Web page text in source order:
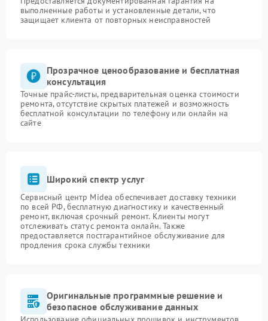
выполненные работы и установленные детали, что
защищает клиента от повторных неисправностей
Прозрачное ценообразование и бесплатная
консультация
Точные прайс-листы, предварительная оценка стоимости
ремонта, отсутствие скрытых платежей и возможность
бесплатной консультации по телефону или онлайн на
сайте
Широкий спектр услуг
Сервисный центр Midea обеспечивает доставку техники
по всей РФ, бесплатную диагностику и качественный
ремонт, включая срочный ремонт. Клиенты могут
отслеживать статус ремонта онлайн. Также
предоставляется постгарантийное обслуживание для
продления срока службы техники
Оригинальные программные решение и
безопасное обслуживание данных